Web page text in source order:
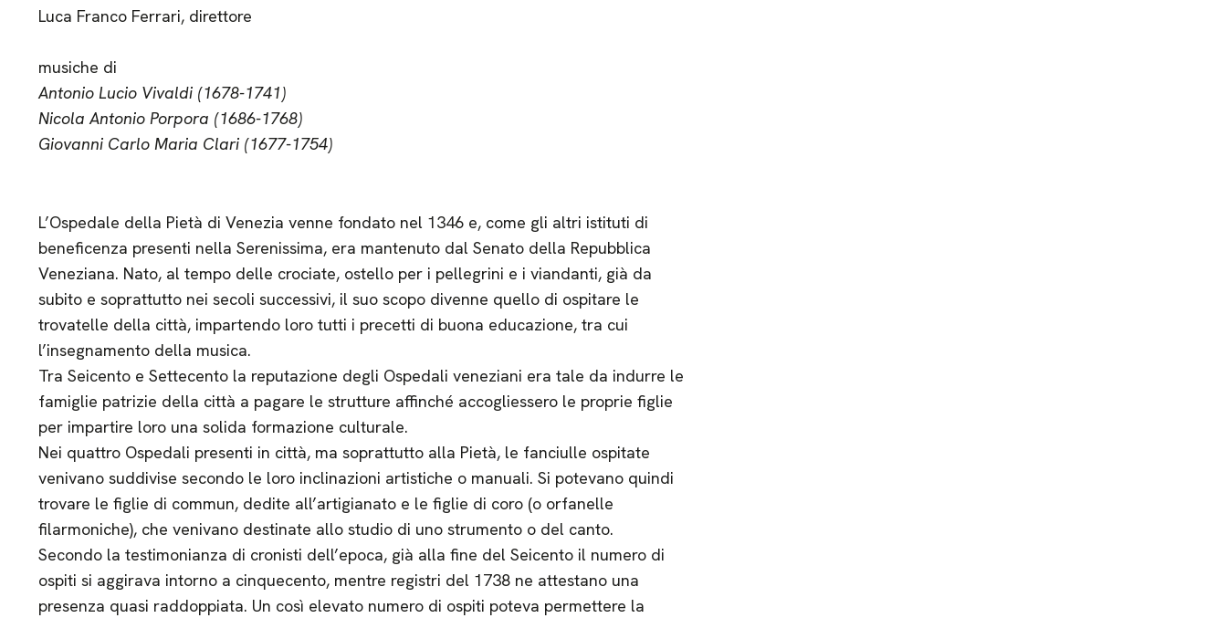
Luca Franco Ferrari, direttore
musiche di
Antonio Lucio Vivaldi (1678-1741)
Nicola Antonio Porpora (1686-1768)
Giovanni Carlo Maria Clari (1677-1754)
L’Ospedale della Pietà di Venezia venne fondato nel 1346 e, come gli altri istituti di
beneficenza presenti nella Serenissima, era mantenuto dal Senato della Repubblica
Veneziana. Nato, al tempo delle crociate, ostello per i pellegrini e i viandanti, già da
subito e soprattutto nei secoli successivi, il suo scopo divenne quello di ospitare le
trovatelle della città, impartendo loro tutti i precetti di buona educazione, tra cui
l’insegnamento della musica.
Tra Seicento e Settecento la reputazione degli Ospedali veneziani era tale da indurre le
famiglie patrizie della città a pagare le strutture affinché accogliessero le proprie figlie
per impartire loro una solida formazione culturale.
Nei quattro Ospedali presenti in città, ma soprattutto alla Pietà, le fanciulle ospitate
venivano suddivise secondo le loro inclinazioni artistiche o manuali. Si potevano quindi
trovare le figlie di commun, dedite all’artigianato e le figlie di coro (o orfanelle
filarmoniche), che venivano destinate allo studio di uno strumento o del canto.
Secondo la testimonianza di cronisti dell’epoca, già alla fine del Seicento il numero di
ospiti si aggirava intorno a cinquecento, mentre registri del 1738 ne attestano una
presenza quasi raddoppiata. Un così elevato numero di ospiti poteva permettere la